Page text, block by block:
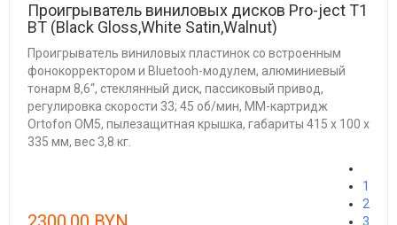
Проигрыватель виниловых дисков Pro-ject T1
BT (Black Gloss,White Satin,Walnut)
Проигрыватель виниловых пластинок со встроенным
фонокорректором и Bluetooh-модулем, алюминиевый
тонарм 8,6“, стеклянный диск, пассиковый привод,
регулировка скорости 33; 45 об/мин, ММ-картридж
Ortofon OM5, пылезащитная крышка, габариты 415 х 100 х
335 мм, вес 3,8 кг.
1
2
3